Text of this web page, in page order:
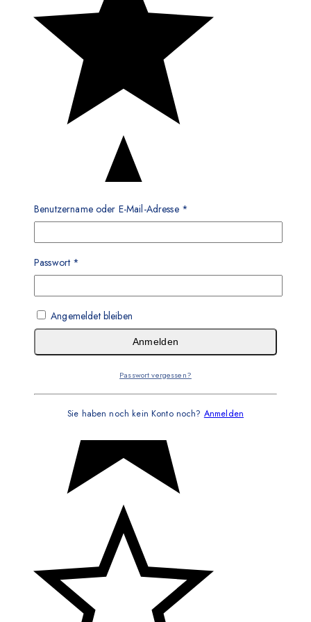
Benutzername oder E-Mail-Adresse *
Passwort *
Angemeldet bleiben
Anmelden
Passwort vergessen?
Sie haben noch kein Konto noch? Anmelden